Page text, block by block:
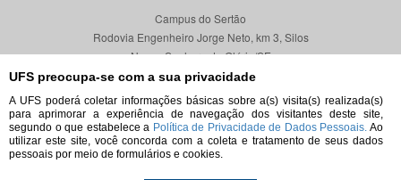
UFS preocupa-se com a sua privacidade
A UFS poderá coletar informações básicas sobre a(s) visita(s) realizada(s)
para aprimorar a experiência de navegação dos visitantes deste site,
segundo o que estabelece a Política de Privacidade de Dados Pessoais. Ao
utilizar este site, você concorda com a coleta e tratamento de seus dados
pessoais por meio de formulários e cookies.
Campus do Sertão
Rodovia Engenheiro Jorge Neto, km 3, Silos
Nossa Senhora da Glória/SE
CEP 49680-000
Localização